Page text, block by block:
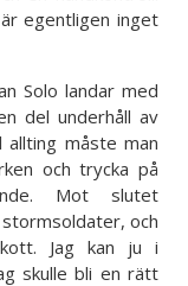
egentligen inget
Solo landar med
del underhåll av
måste man
och trycka på
Mot slutet
och
Jag kan ju i
skulle bli en rätt